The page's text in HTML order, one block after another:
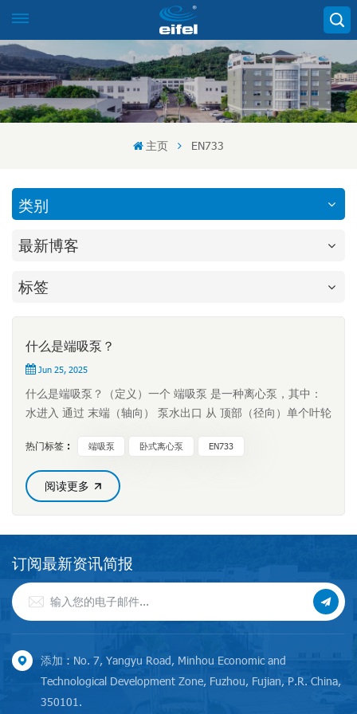
主页 EN733
类别
最新博客
标签
什么是端吸泵？
Jun 25, 2025
什么是端吸泵？（定义）一个 端吸泵 是一种离心泵，其中：
水进入 通过 末端（轴向） 泵水出口 从 顶部（径向）单个叶轮
泵壳的“末端”。端吸泵主要有两种标准：EN733（DIN
24255） — 常见于欧洲、中东、亚洲ISO2858 — 广泛用于工
业和化学过程端吸泵的工作原理是什么？1. 液体通过吸入口进
的主要组成部分泵壳（蜗壳）叶轮轴和轴承组件机械密封或填
料密封后拉出单元 （适用于采用这种结构的泵）电机/联轴器/
底板为什么端吸泵被广泛使用端吸泵之所以受欢迎，是因为它
们具有以下优点：✔ 安装简便水平式设计，便于管道对齐。✔
便。✔ 多才多艺的适用于清水和工业液体。✔ 易于...
热门标签 : 端吸泵 卧式离心泵 EN733
阅读更多
订阅最新资讯简报
添加 : No. 7, Yangyu Road, Minhou Economic and
Technological Development Zone, Fuzhou, Fujian, P.R. China,
350101.